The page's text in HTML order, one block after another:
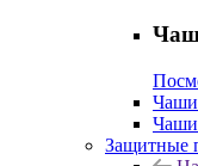
Чаши
Чаши
Защитные